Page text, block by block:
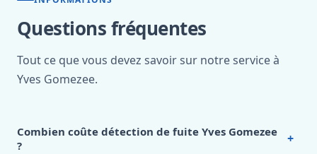
Questions fréquentes
Tout ce que vous devez savoir sur notre service à
Yves Gomezee.
Combien coûte détection de fuite Yves Gomezee
?
+